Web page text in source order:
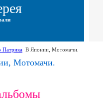
Патрика В Японии, Мотомачи.
Мотомачи.